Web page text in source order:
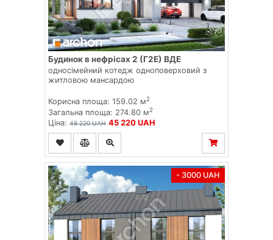
Будинок в нефрісах 2 (Г2Е) ВДЕ
односімейний котедж одноповерховий з
житловою мансардою
Корисна площа: 159.02 м2
Загальна площа: 274.80 м2
Ціна: 48 220 UAH 45 220 UAH
- 3000 UAH